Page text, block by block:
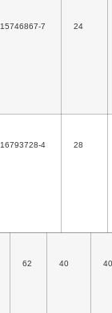
15746867-7 24
16793728-4 28
62 40 40